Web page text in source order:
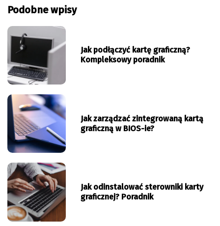
Podobne wpisy
Jak podłączyć kartę graficzną?
Kompleksowy poradnik
Jak zarządzać zintegrowaną kartą
graficzną w BIOS-ie?
Jak odinstalować sterowniki karty
graficznej? Poradnik